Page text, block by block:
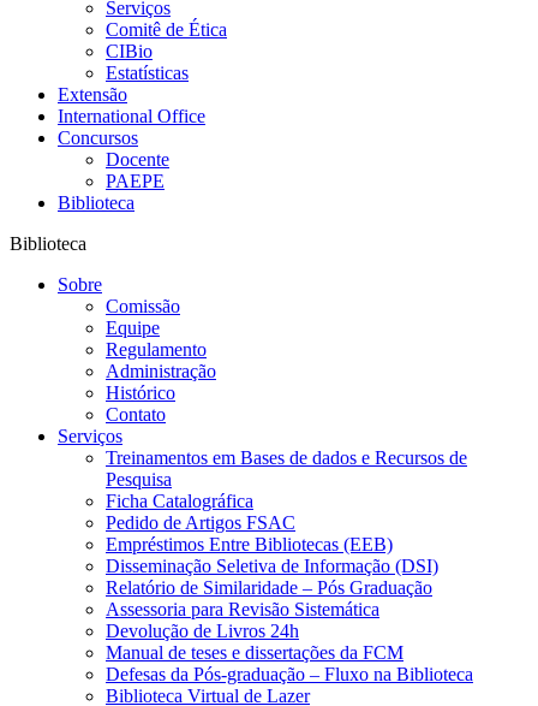
Serviços
Comitê de Ética
CIBio
Estatísticas
Extensão
International Office
Concursos
Docente
PAEPE
Biblioteca
Biblioteca
Sobre
Comissão
Equipe
Regulamento
Administração
Histórico
Contato
Serviços
Treinamentos em Bases de dados e Recursos de
Pesquisa
Ficha Catalográfica
Pedido de Artigos FSAC
Empréstimos Entre Bibliotecas (EEB)
Disseminação Seletiva de Informação (DSI)
Relatório de Similaridade – Pós Graduação
Assessoria para Revisão Sistemática
Devolução de Livros 24h
Manual de teses e dissertações da FCM
Defesas da Pós-graduação – Fluxo na Biblioteca
Biblioteca Virtual de Lazer